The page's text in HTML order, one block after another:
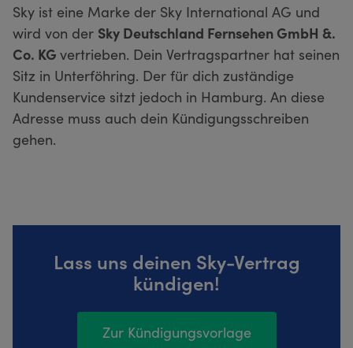
Sky ist eine Marke der Sky International AG und
wird von der Sky Deutschland Fernsehen GmbH &.
Co. KG vertrieben. Dein Vertragspartner hat seinen
Sitz in Unterföhring. Der für dich zuständige
Kundenservice sitzt jedoch in Hamburg. An diese
Adresse muss auch dein Kündigungsschreiben
gehen.
Lass uns deinen Sky-Vertrag
kündigen!
Zur Kündigungsvorlage